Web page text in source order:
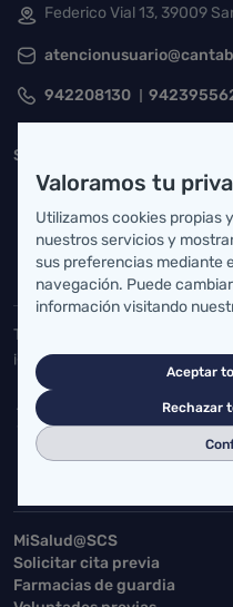
Federico Vial 13, 39009
942208130
Servicio Cántabro de Salud
Cardenal Herrera Oria, S/
buzgen.dg@scsalud.es
942202770
Toda la actualidad de Salud
¡Síguenos!
MiSalud@SCS
Solicitar cita previa
Farmacias de guardia
Valoramos tu
Utilizamos cookies propias
nuestros servicios y
sus preferencias mediante
navegación. Puede
información visitando
Aceptar
Rechazar